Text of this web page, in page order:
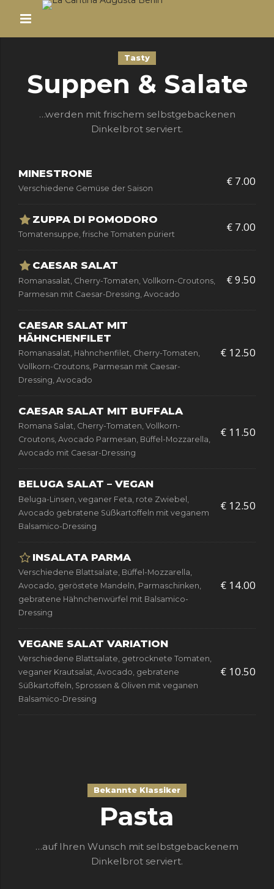
Tasty
Suppen & Salate
…werden mit frischem selbstgebackenen
Dinkelbrot serviert.
MINESTRONE
Verschiedene Gemüse der Saison
€ 7.00
ZUPPA DI POMODORO
Tomatensuppe, frische Tomaten püriert
€ 7.00
CAESAR SALAT
Romanasalat, Cherry-Tomaten, Vollkorn-Croutons,
Parmesan mit Caesar-Dressing, Avocado
€ 9.50
CAESAR SALAT MIT
HÄHNCHENFILET
Romanasalat, Hähnchenfilet, Cherry-Tomaten,
Vollkorn-Croutons, Parmesan mit Caesar-
Dressing, Avocado
€ 12.50
CAESAR SALAT MIT BUFFALA
Romana Salat, Cherry-Tomaten, Vollkorn-
Croutons, Avocado Parmesan, Büffel-Mozzarella,
Avocado mit Caesar-Dressing
€ 11.50
BELUGA SALAT – VEGAN
Beluga-Linsen, veganer Feta, rote Zwiebel,
Avocado gebratene Süßkartoffeln mit veganem
Balsamico-Dressing
€ 12.50
INSALATA PARMA
Verschiedene Blattsalate, Büffel-Mozzarella,
Avocado, geröstete Mandeln, Parmaschinken,
gebratene Hähnchenwürfel mit Balsamico-
Dressing
€ 14.00
VEGANE SALAT VARIATION
Verschiedene Blattsalate, getrocknete Tomaten,
veganer Krautsalat, Avocado, gebratene
Süßkartoffeln, Sprossen & Oliven mit veganen
Balsamico-Dressing
€ 10.50
Bekannte Klassiker
Pasta
…auf Ihren Wunsch mit selbstgebackenem
Dinkelbrot serviert.